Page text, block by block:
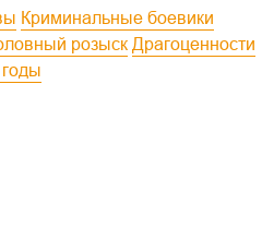
Криминальные боевики
розыск
Драгоценности